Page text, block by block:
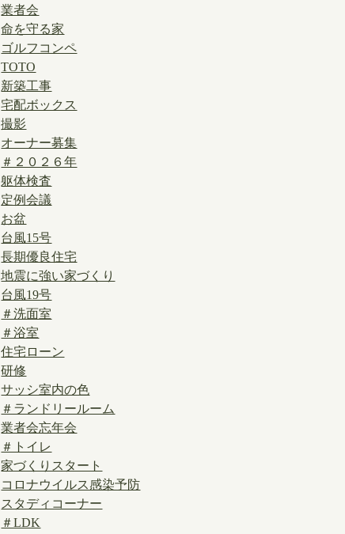
業者会
命を守る家
ゴルフコンペ
TOTO
新築工事
宅配ボックス
撮影
オーナー募集
＃２０２６年
躯体検査
定例会議
お盆
台風15号
長期優良住宅
地震に強い家づくり
台風19号
＃洗面室
＃浴室
住宅ローン
研修
サッシ室内の色
＃ランドリールーム
業者会忘年会
＃トイレ
家づくりスタート
コロナウイルス感染予防
スタディコーナー
＃LDK